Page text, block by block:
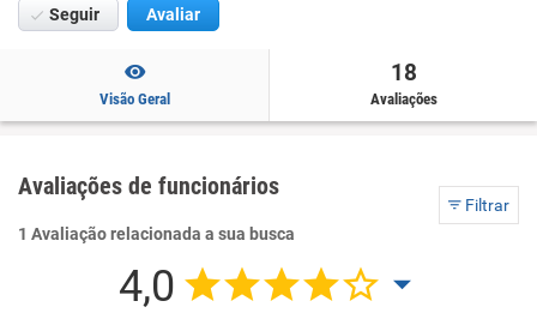
Seguir Avaliar
Visão Geral
18
Avaliações
Avaliações de funcionários
Filtrar
1 Avaliação relacionada a sua busca
4,0